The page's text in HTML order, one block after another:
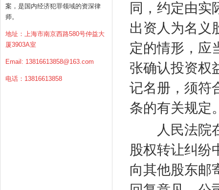
案，是国内经济犯罪领域的资深律
师。
地址：上海市南京西路580号仲益大
厦3903A室
Email: 13816613858@163.com
电话：13816613858
同，约定由实
出资人为名义
定的情形，应
张确认投资权
记名册，须符
条的有关规定
人民法院在
股权转让纠纷
向其他股东邮